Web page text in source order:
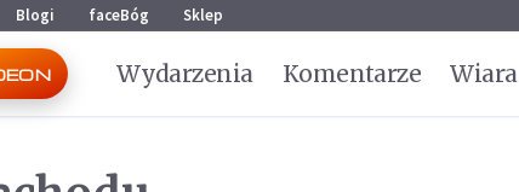
Blogi faceBóg Sklep
Wydarzenia Komentarze Wiara